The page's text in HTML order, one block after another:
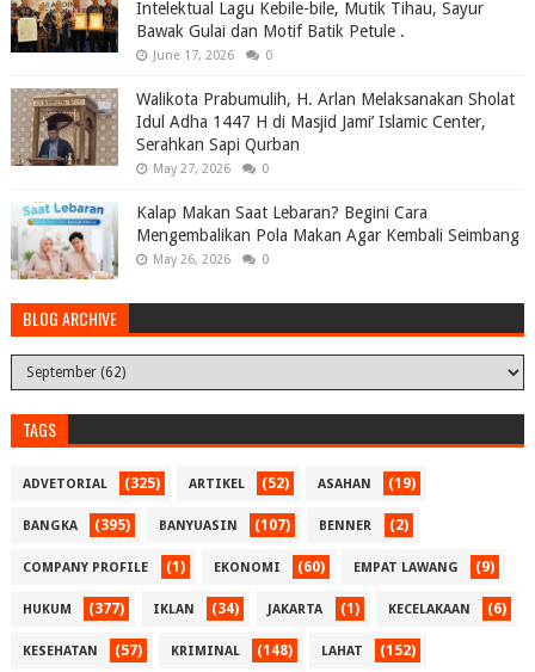
Intelektual Lagu Kebile-bile, Mutik Tihau, Sayur
Bawak Gulai dan Motif Batik Petule .
June 17, 2026 0
Walikota Prabumulih, H. Arlan Melaksanakan Sholat
Idul Adha 1447 H di Masjid Jami’ Islamic Center,
Serahkan Sapi Qurban
May 27, 2026 0
Kalap Makan Saat Lebaran? Begini Cara
Mengembalikan Pola Makan Agar Kembali Seimbang
May 26, 2026 0
BLOG ARCHIVE
TAGS
ADVETORIAL (325) ARTIKEL (52) ASAHAN (19)
BANGKA (395) BANYUASIN (107) BENNER (2)
COMPANY PROFILE (1) EKONOMI (60) EMPAT LAWANG (9)
HUKUM (377) IKLAN (34) JAKARTA (1) KECELAKAAN (6)
KESEHATAN (57) KRIMINAL (148) LAHAT (152)